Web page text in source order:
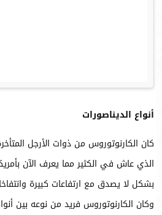
أنواع الديناصورات
كان الكارنوتوروس من ذوات الأرجل
الذي عاش في الكثير مما يعرف الآن
بشكل لا يصدق مع ارتفاعات كبيرة
وكان الكارنوتوروس فريد من نوعه بين